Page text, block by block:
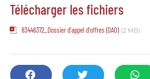
Télécharger les fichiers
83446372_Dossier d'appel d'offres (DAO) (2 MB)